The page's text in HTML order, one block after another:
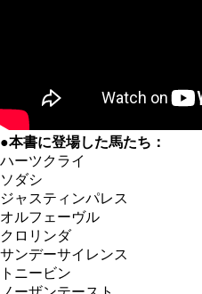
●本書に登場した馬たち：
ハーツクライ
ソダシ
ジャスティンパレス
オルフェーヴル
クロリンダ
サンデーサイレンス
トニービン